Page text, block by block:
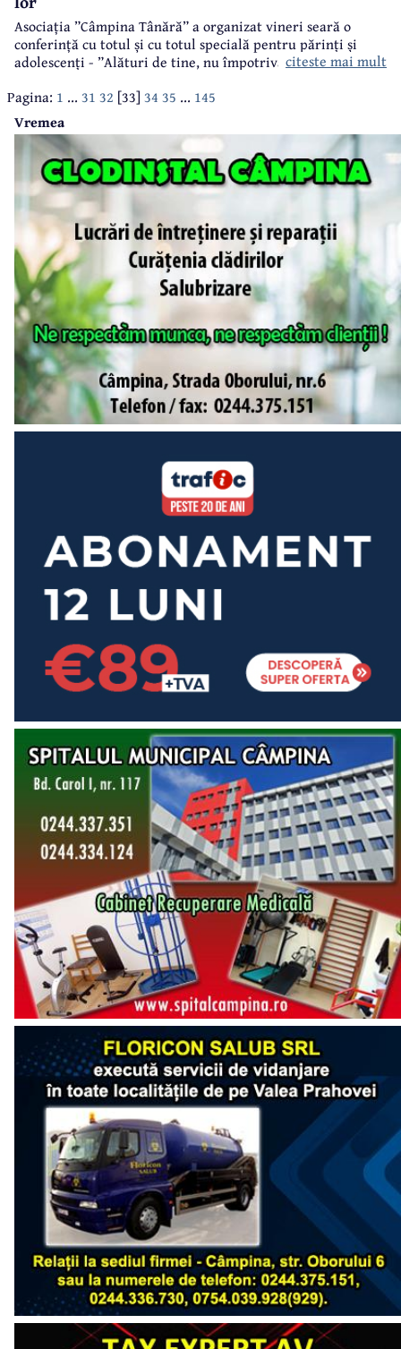
Asociația ”Câmpina Tânără” a organizat vineri seară o
conferință cu totul și cu totul specială pentru părinți și
adolescenți - ”Alături de tine, nu împotriva ta”.citeste mai mult
Pagina: 1 ... 31 32 [33] 34 35 ... 145
Vremea